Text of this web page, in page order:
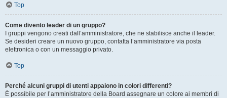
Top
Come divento leader di un gruppo?
I gruppi vengono creati dall’amministratore, che ne stabilisce anche il leader.
Se desideri creare un nuovo gruppo, contatta l’amministratore via posta
elettronica o con un messaggio privato.
Top
Perché alcuni gruppi di utenti appaiono in colori differenti?
È possibile per l’amministratore della Board assegnare un colore ai membri di